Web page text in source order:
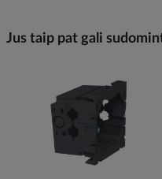
Jus taip pat gali